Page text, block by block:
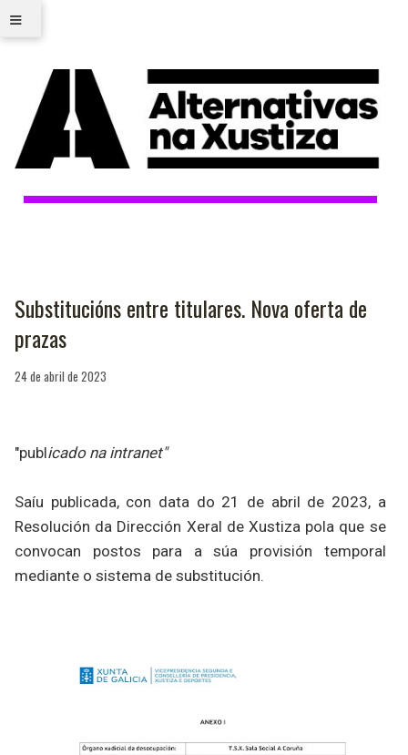
≡
Substitucións entre titulares. Nova oferta de
prazas
24 de abril de 2023
"publicado na intranet"
Saíu publicada, con data do 21 de abril de 2023, a
Resolución da Dirección Xeral de Xustiza pola que se
convocan postos para a súa provisión temporal
mediante o sistema de substitución.